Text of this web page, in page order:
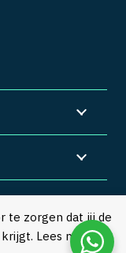
te zorgen dat jij de
Lees meer in